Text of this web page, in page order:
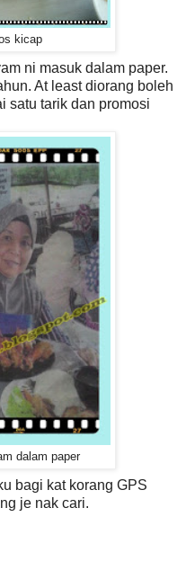
kicap
ni masuk dalam paper.
At least diorang boleh
satu tarik dan promosi
dalam paper
bagi kat korang GPS
je nak cari.